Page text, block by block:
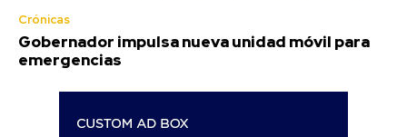
Crónicas
Gobernador impulsa nueva unidad móvil para
emergencias